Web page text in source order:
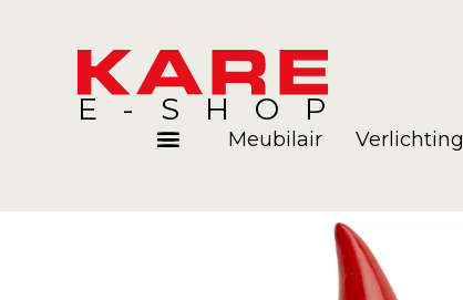
E-SHOP
Meubilair Verlichting